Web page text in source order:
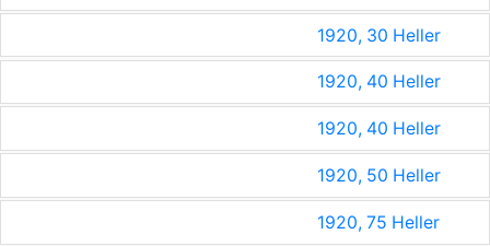
1920, 30 Heller
1920, 40 Heller
1920, 40 Heller
1920, 50 Heller
1920, 75 Heller